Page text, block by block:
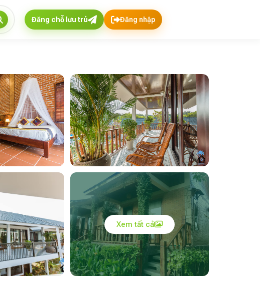
Đăng chỗ lưu trú Đăng nhập
Xem tất cả